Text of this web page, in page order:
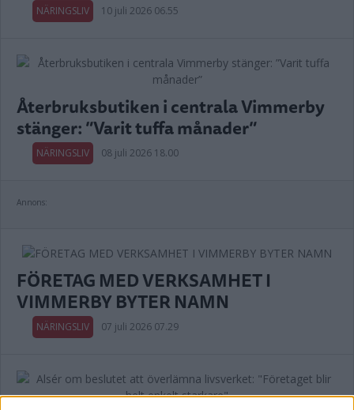
NÄRINGSLIV 10 juli 2026 06.55
Återbruksbutiken i centrala Vimmerby
stänger: ”Varit tuffa månader”
NÄRINGSLIV 08 juli 2026 18.00
Annons:
FÖRETAG MED VERKSAMHET I
VIMMERBY BYTER NAMN
NÄRINGSLIV 07 juli 2026 07.29